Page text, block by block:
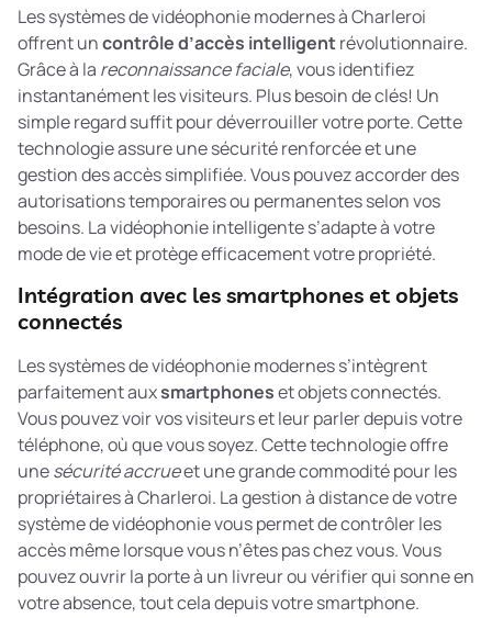
Les systèmes de vidéophonie modernes à Charleroi
offrent uncontrôle d’accès intelligentrévolutionnaire.
Grâce à la reconnaissance faciale, vous identifiez
instantanément les visiteurs. Plus besoin de clés! Un
simple regard suffit pour déverrouiller votre porte. Cette
technologie assure une sécurité renforcée et une
gestion des accès simplifiée. Vous pouvez accorder des
autorisations temporaires ou permanentes selon vos
besoins. La vidéophonie intelligente s’adapte à votre
mode de vie et protège efficacement votre propriété.
Intégration avec les smartphones et objets
connectés
Les systèmes de vidéophonie modernes s’intègrent
parfaitement auxsmartphoneset objets connectés.
Vous pouvez voir vos visiteurs et leur parler depuis votre
téléphone, où que vous soyez. Cette technologie offre
unesécurité accrueet une grande commodité pour les
propriétaires à Charleroi. Lagestion à distancede votre
système de vidéophonie vous permet de contrôler les
accès même lorsque vous n’êtes pas chez vous. Vous
pouvez ouvrir la porte à un livreur ou vérifier qui sonne en
votre absence, tout cela depuis votre smartphone.